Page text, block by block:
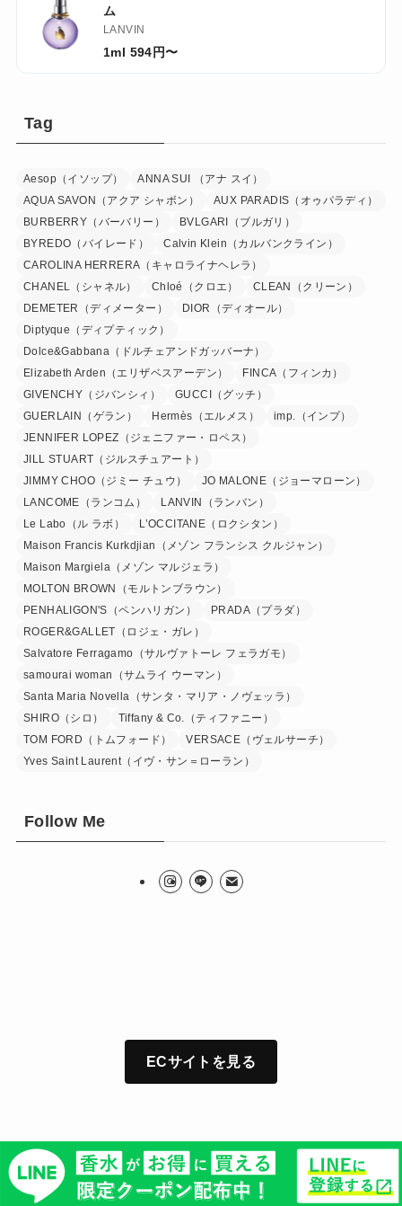
ム
LANVIN
1ml 594円〜
Tag
Aesop（イソップ）
ANNA SUI （アナ スイ）
AQUA SAVON（アクア シャボン）
AUX PARADIS（オゥパラディ）
BURBERRY（バーバリー）
BVLGARI（ブルガリ）
BYREDO（バイレード）
Calvin Klein（カルバンクライン）
CAROLINA HERRERA（キャロライナヘレラ）
CHANEL（シャネル）
Chloé（クロエ）
CLEAN（クリーン）
DEMETER（ディメーター）
DIOR（ディオール）
Diptyque（ディプティック）
Dolce&Gabbana（ドルチェアンドガッバーナ）
Elizabeth Arden（エリザベスアーデン）
FINCA（フィンカ）
GIVENCHY（ジバンシィ）
GUCCI（グッチ）
GUERLAIN（ゲラン）
Hermès（エルメス）
imp.（インプ）
JENNIFER LOPEZ（ジェニファー・ロペス）
JILL STUART（ジルスチュアート）
JIMMY CHOO（ジミー チュウ）
JO MALONE（ジョーマローン）
LANCOME（ランコム）
LANVIN（ランバン）
Le Labo（ル ラボ）
L’OCCITANE（ロクシタン）
Maison Francis Kurkdjian（メゾン フランシス クルジャン）
Maison Margiela（メゾン マルジェラ）
MOLTON BROWN（モルトンブラウン）
PENHALIGON'S（ペンハリガン）
PRADA（プラダ）
ROGER&GALLET（ロジェ・ガレ）
Salvatore Ferragamo（サルヴァトーレ フェラガモ）
samourai woman（サムライ ウーマン）
Santa Maria Novella（サンタ・マリア・ノヴェッラ）
SHIRO（シロ）
Tiffany & Co.（ティファニー）
TOM FORD（トムフォード）
VERSACE（ヴェルサーチ）
Yves Saint Laurent（イヴ・サン＝ローラン）
Follow Me
ECサイトを見る
©Alley Inc All Rights Reserved.